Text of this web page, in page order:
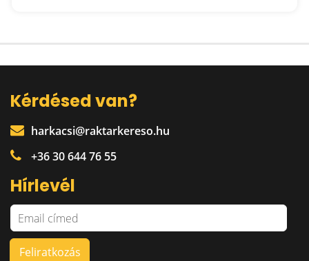
Kérdésed van?
harkacsi@raktarkereso.hu
+36 30 644 76 55
Hírlevél